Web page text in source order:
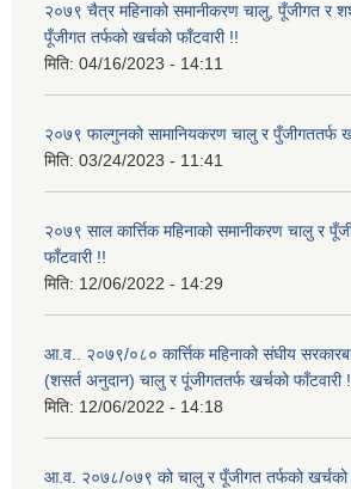
२०७९ चैत्र महिनाको समानीकरण चालु, पूँजीगत र
पूँजीगत तर्फको खर्चको फाँटवारी !!
मिति: 04/16/2023 - 14:11
२०७९ फाल्गुनको सामानियकरण चालु र पुँजीगततर्फ
मिति: 03/24/2023 - 11:41
२०७९ साल कार्त्तिक महिनाको समानीकरण चालु र
फाँटवारी !!
मिति: 12/06/2022 - 14:29
आ.व.. २०७९/०८० कार्त्तिक महिनाको संघीय
(शसर्त अनुदान) चालु र पूंजीगततर्फ खर्चको फाँटवारी
मिति: 12/06/2022 - 14:18
आ.व. २०७८/०७९ को चालु र पूँजीगत तर्फको खर्चको